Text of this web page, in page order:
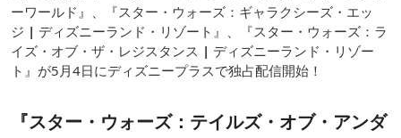
ーワールド』、『スター・ウォーズ：ギャラクシーズ・エッ
ジ | ディズニーランド・リゾート』、『スター・ウォーズ：ラ
イズ・オブ・ザ・レジスタンス | ディズニーランド・リゾー
ト』が5月4日にディズニープラスで独占配信開始！
『スター・ウォーズ：テイルズ・オブ・アンダ